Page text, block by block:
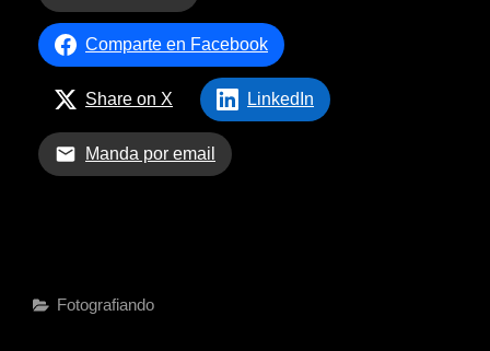
Comparte en Facebook
Share on X LinkedIn
Manda por email
Fotografiando